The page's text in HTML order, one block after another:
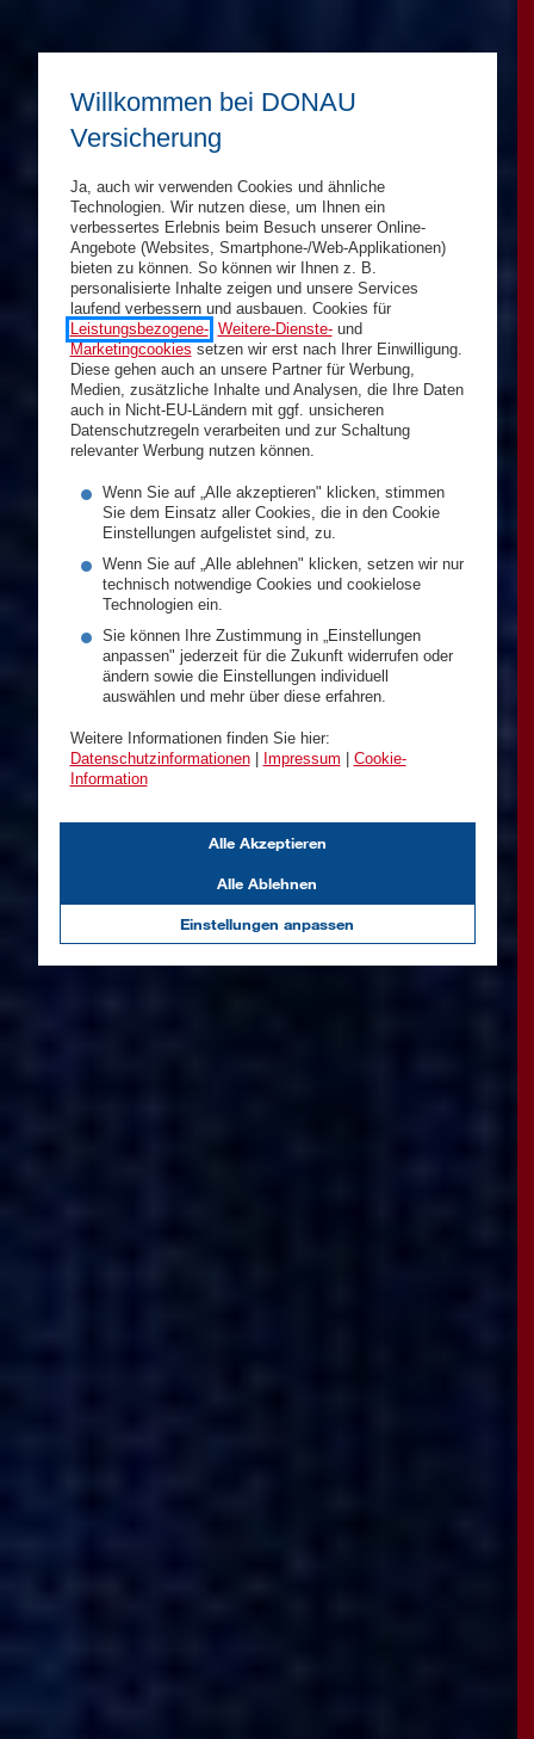
Willkommen bei DONAU
Versicherung
Ja, auch wir verwenden Cookies und ähnliche
Technologien. Wir nutzen diese, um Ihnen ein
verbessertes Erlebnis beim Besuch unserer Online-
Angebote (Websites, Smartphone-/Web-Applikationen)
bieten zu können. So können wir Ihnen z. B.
personalisierte Inhalte zeigen und unsere Services
laufend verbessern und ausbauen. Cookies für
Leistungsbezogene-, Weitere-Dienste-und
Marketingcookies setzen wir erst nach Ihrer Einwilligung.
Diese gehen auch an unsere Partner für Werbung,
Medien, zusätzliche Inhalte und Analysen, die Ihre Daten
auch in Nicht-EU-Ländern mit ggf. unsicheren
Datenschutzregeln verarbeiten und zur Schaltung
relevanter Werbung nutzen können.
Wenn Sie auf „Alle akzeptieren" klicken, stimmen
Sie dem Einsatz aller Cookies, die in den Cookie
Einstellungen aufgelistet sind, zu.
Wenn Sie auf „Alle ablehnen" klicken, setzen wir nur
technisch notwendige Cookies und cookielose
Technologien ein.
Sie können Ihre Zustimmung in „Einstellungen
anpassen" jederzeit für die Zukunft widerrufen oder
ändern sowie die Einstellungen individuell
auswählen und mehr über diese erfahren.
Weitere Informationen finden Sie hier:
Datenschutzinformationen| Impressum
Cookie-
Information
Einstellungen anpassen
Alle Ablehnen
Alle Akzeptieren